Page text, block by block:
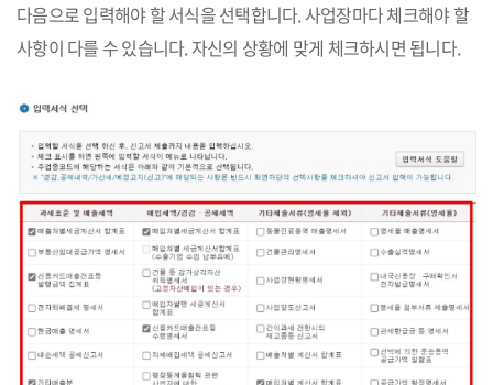
다음으로 입력해야 할 서식을 선택합니다. 사업장마다 체크해야 할
사항이 다를 수 있습니다. 자신의 상황에 맞게 체크하시면 됩니다.